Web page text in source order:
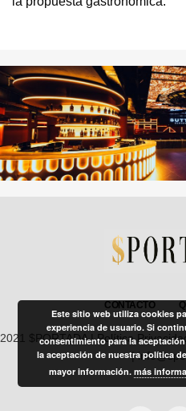
CONTACTO
2021 $PORTADA |Política
|
Este sitio web utiliza cookies
experiencia de usuario. Si
consentimiento para la
la aceptación de nuestra política
mayor información.más